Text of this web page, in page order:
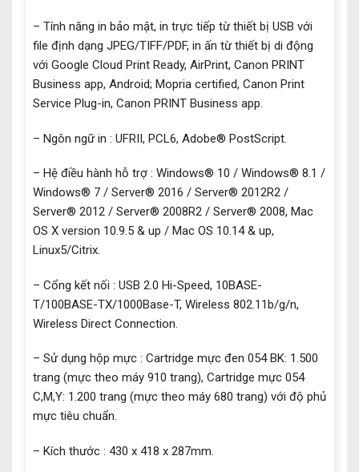
– Tính năng in bảo mật, in trực tiếp từ thiết bị USB với
file định dạng JPEG/TIFF/PDF, in ấn từ thiết bị di động
với Google Cloud Print Ready, AirPrint, Canon PRINT
Business app, Android; Mopria certified, Canon Print
Service Plug-in, Canon PRINT Business app.
– Ngôn ngữ in : UFRII, PCL6, Adobe® PostScript.
– Hệ điều hành hỗ trợ : Windows® 10 / Windows® 8.1 /
Windows® 7 / Server® 2016 / Server® 2012R2 /
Server® 2012 / Server® 2008R2 / Server® 2008, Mac
OS X version 10.9.5 & up / Mac OS 10.14 & up,
Linux5/Citrix.
– Cổng kết nối : USB 2.0 Hi-Speed, 10BASE-
T/100BASE-TX/1000Base-T, Wireless 802.11b/g/n,
Wireless Direct Connection.
– Sử dụng hộp mực : Cartridge mực đen 054 BK: 1.500
trang (mực theo máy 910 trang), Cartridge mực 054
C,M,Y: 1.200 trang (mực theo máy 680 trang) với độ phủ
mực tiêu chuẩn.
– Kích thước : 430 x 418 x 287mm.